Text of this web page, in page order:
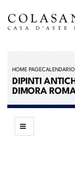
HOME PAGE
DIPINTI
DIMORA